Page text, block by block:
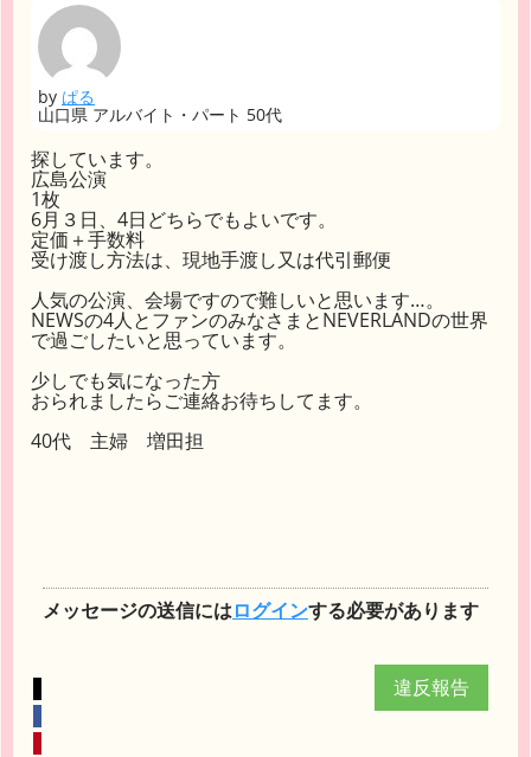
by ぱる
山口県 アルバイト・パート 50代
探しています。
広島公演
1枚
6月３日、4日どちらでもよいです。
定価＋手数料
受け渡し方法は、現地手渡し又は代引郵便
人気の公演、会場ですので難しいと思います…。
NEWSの4人とファンのみなさまとNEVERLANDの世界
で過ごしたいと思っています。
少しでも気になった方
おられましたらご連絡お待ちしてます。
40代 主婦 増田担
メッセージの送信にはログインする必要があります
違反報告